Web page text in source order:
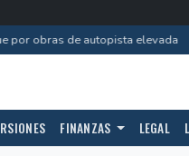
obras de autopista elevada •
FINANZAS LEGAL